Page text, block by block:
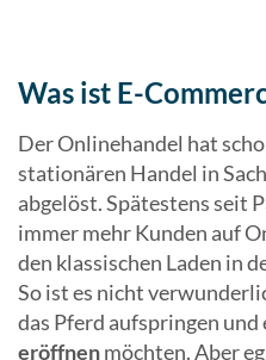
Was ist E-
Der Onlinehandel hat
stationären Handel in
abgelöst. Spätestens seit
immer mehr Kunden auf
den klassischen Laden in
So ist es nicht
das Pferd aufspringen und
eröffnenmöchten. Aber